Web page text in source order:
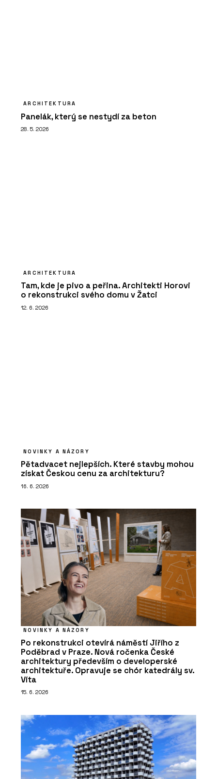
ARCHITEKTURA
Panelák, který se nestydí za beton
28. 5. 2026
ARCHITEKTURA
Tam, kde je pivo a peřina. Architekti Horovi
o rekonstrukci svého domu v Žatci
12. 6. 2026
NOVINKY A NÁZORY
Pětadvacet nejlepších. Které stavby mohou
získat Českou cenu za architekturu?
16. 6. 2026
NOVINKY A NÁZORY
Po rekonstrukci otevírá náměstí Jiřího z
Poděbrad v Praze. Nová ročenka České
architektury především o developerské
architektuře. Opravuje se chór katedrály sv.
Víta
15. 6. 2026